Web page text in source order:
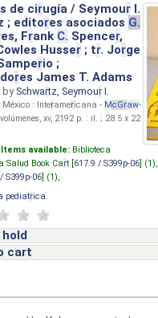
de cirugía / Seymour I.
; editores asociados G.
es, Frank C. Spencer,
Husser ; tr. Jorge
rio ;
res James T. Adams
by Schwartz, Seymour I.
México : Interamericana - McGraw-
xv, 2192 p. : il. ; 28.5 x 22
Items available: Biblioteca
Salud Book Cart [ 617.9 / S399p-06 ] (1),
S399p-06 ] (1),
pediatrica
hold
cart